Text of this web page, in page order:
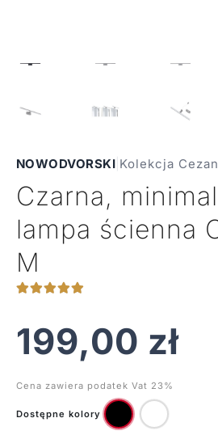
NOWODVORSKI Kolekcja
Czarna,
lampa ścienna
M
199,00 zł
Cena zawiera podatek Vat 23%
Dostępne kolory